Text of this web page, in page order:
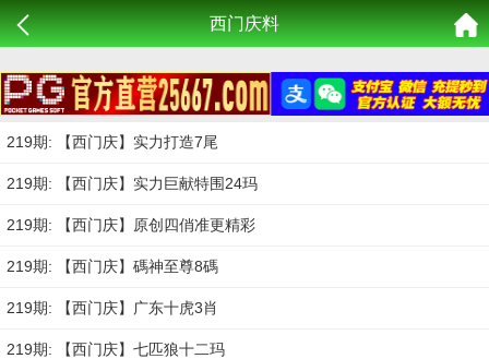
西门庆料
219期: 【西门庆】实力打造7尾
219期: 【西门庆】实力巨献特围24玛
219期: 【西门庆】原创四俏准更精彩
219期: 【西门庆】碼神至尊8碼
219期: 【西门庆】广东十虎3肖
219期: 【西门庆】七匹狼十二玛